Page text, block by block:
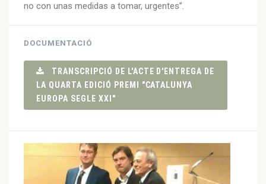
no con unas medidas a tomar, urgentes”.
DOCUMENTACIÓ
TRANSCRIPCIÓ DE L'ACTE D'ENTREGA DE
LA QUARTA EDICIÓ PREMI "CATALUNYA
EUROPA SEGLE XXI"